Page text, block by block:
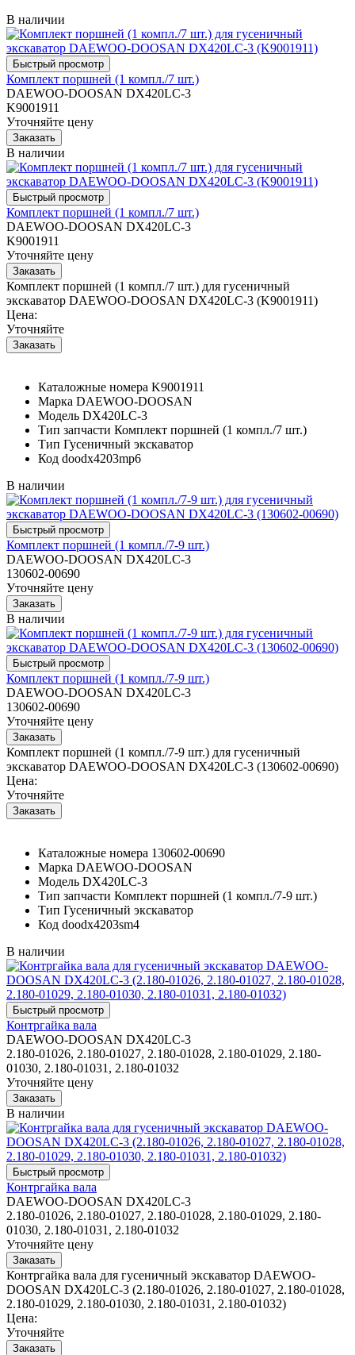
В наличии
Комплект поршней (1 компл./7 шт.)
DAEWOO-DOOSAN DX420LC-3
K9001911
Уточняйте цену
В наличии
Комплект поршней (1 компл./7 шт.)
DAEWOO-DOOSAN DX420LC-3
K9001911
Уточняйте цену
Комплект поршней (1 компл./7 шт.) для гусеничный
экскаватор DAEWOO-DOOSAN DX420LC-3 (K9001911)
Цена:
Уточняйте
Каталожные номера K9001911
Марка DAEWOO-DOOSAN
Модель DX420LC-3
Тип запчасти Комплект поршней (1 компл./7 шт.)
Тип Гусеничный экскаватор
Код doodx4203mp6
В наличии
Комплект поршней (1 компл./7-9 шт.)
DAEWOO-DOOSAN DX420LC-3
130602-00690
Уточняйте цену
В наличии
Комплект поршней (1 компл./7-9 шт.)
DAEWOO-DOOSAN DX420LC-3
130602-00690
Уточняйте цену
Комплект поршней (1 компл./7-9 шт.) для гусеничный
экскаватор DAEWOO-DOOSAN DX420LC-3 (130602-00690)
Цена:
Уточняйте
Каталожные номера 130602-00690
Марка DAEWOO-DOOSAN
Модель DX420LC-3
Тип запчасти Комплект поршней (1 компл./7-9 шт.)
Тип Гусеничный экскаватор
Код doodx4203sm4
В наличии
Контргайка вала
DAEWOO-DOOSAN DX420LC-3
2.180-01026, 2.180-01027, 2.180-01028, 2.180-01029, 2.180-
01030, 2.180-01031, 2.180-01032
Уточняйте цену
В наличии
Контргайка вала
DAEWOO-DOOSAN DX420LC-3
2.180-01026, 2.180-01027, 2.180-01028, 2.180-01029, 2.180-
01030, 2.180-01031, 2.180-01032
Уточняйте цену
Контргайка вала для гусеничный экскаватор DAEWOO-
DOOSAN DX420LC-3 (2.180-01026, 2.180-01027, 2.180-01028,
2.180-01029, 2.180-01030, 2.180-01031, 2.180-01032)
Цена:
Уточняйте